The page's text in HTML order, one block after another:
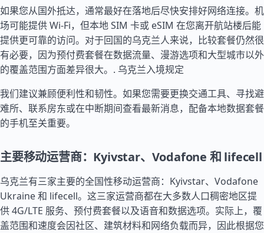
如果您从国外抵达，通常最好在落地后尽快安排好网络连接。机
场可能提供 Wi-Fi，但本地 SIM 卡或 eSIM 在您离开航站楼后能
提供更可靠的访问。对于回国的乌克兰人来说，比较套餐仍然很
有必要，因为预付费套餐在数据流量、漫游选项和大型城市以外
的覆盖范围方面差异很大。. 乌克兰入境规定
我们建议兼顾便利性和韧性。如果您需要更换交通工具、寻找避
难所、联系房东或在中断期间查看最新消息，配备本地数据套餐
的手机至关重要。
主要移动运营商：Kyivstar、Vodafone 和 lifecell
乌克兰有三家主要的全国性移动运营商：Kyivstar、Vodafone
Ukraine 和 lifecell。这三家运营商都在大多数人口稠密地区提
供 4G/LTE 服务、预付费套餐以及语音和数据选项。实际上，覆
盖范围和速度会因社区、建筑材料和网络负载而异，因此根据您